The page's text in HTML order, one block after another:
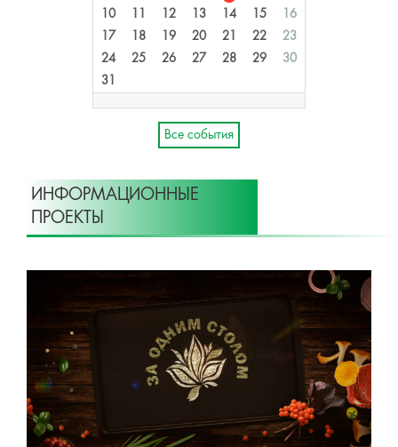
10
12 13 14 15
16
17
18 19 20 21 22
23
24
25 26 27 28 29
30
31
Все события
ИНФОРМАЦИОННЫЕ
ПРОЕКТЫ